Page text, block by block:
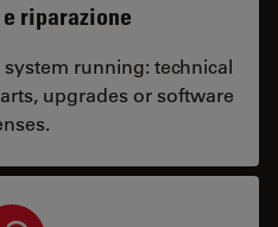
riparazione
running: technical
upgrades or software